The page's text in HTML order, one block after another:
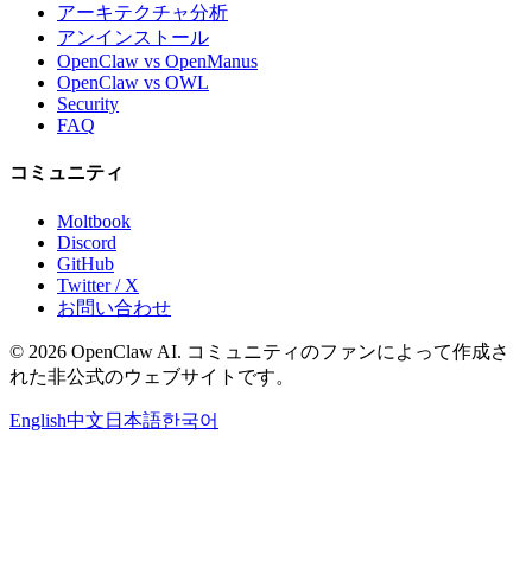
アーキテクチャ分析
アンインストール
OpenClaw vs OpenManus
OpenClaw vs OWL
Security
FAQ
コミュニティ
Moltbook
Discord
GitHub
Twitter / X
お問い合わせ
© 2026 OpenClaw AI. コミュニティのファンによって作成さ
れた非公式のウェブサイトです。
English中文 日本語한국어